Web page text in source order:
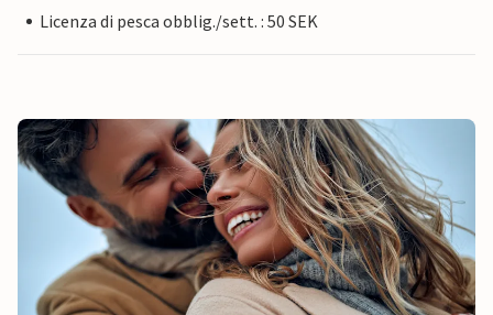
Licenza di pesca obblig./sett. : 50 SEK